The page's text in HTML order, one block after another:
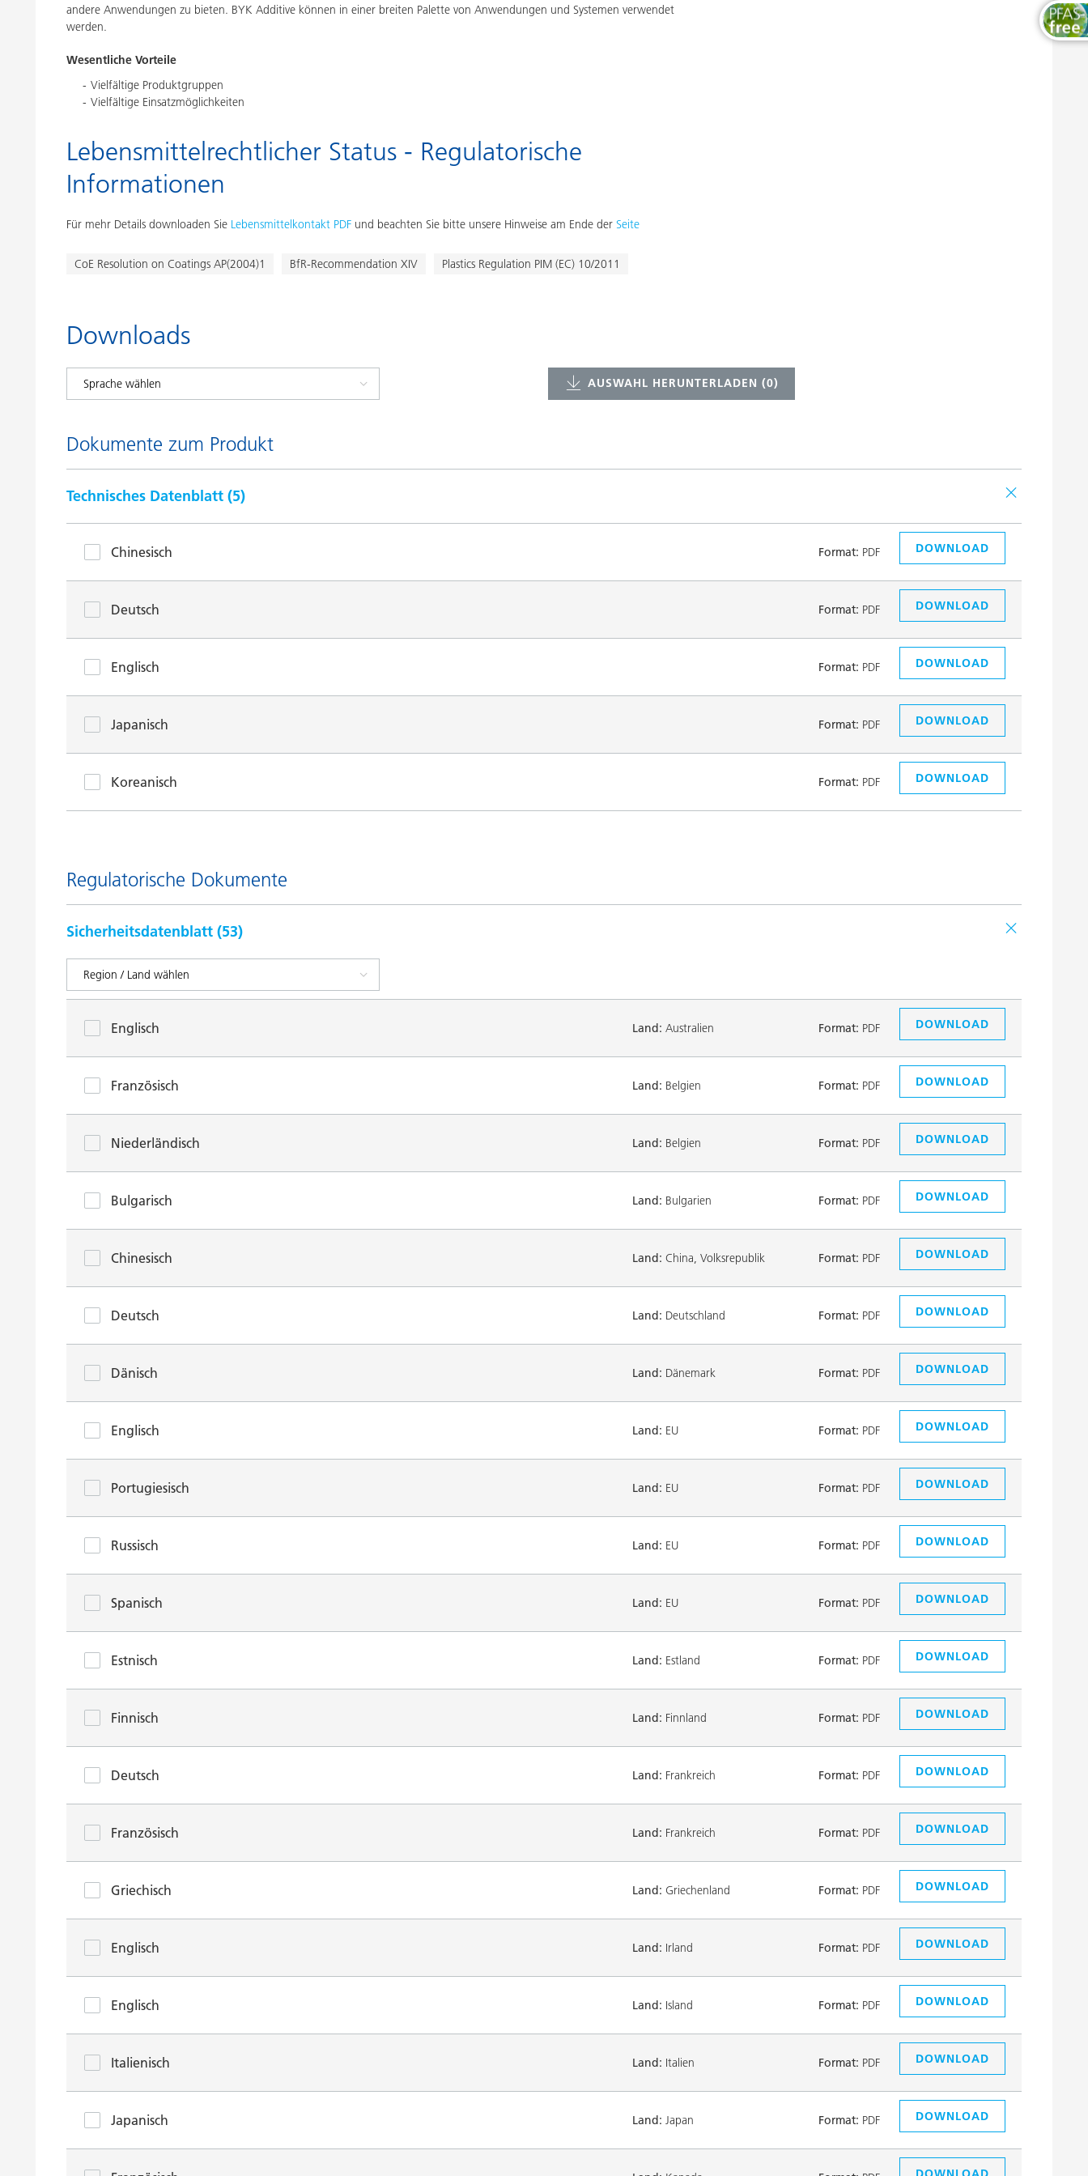
andere Anwendungen zu bieten. BYK Additive können in einer breiten Palette von Anwendungen und Systemen verwendet
werden.
Wesentliche Vorteile
Vielfältige Produktgruppen
Vielfältige Einsatzmöglichkeiten
Lebensmittelrechtlicher Status - Regulatorische
Informationen
Für mehr Details downloaden Sie Lebensmittelkontakt PDF und beachten Sie bitte unsere Hinweise am Ende der Seite
CoE Resolution on Coatings AP(2004)1 BfR-Recommendation XIV Plastics Regulation PIM (EC) 10/2011
Downloads
AUSWAHL HERUNTERLADEN (0)
Dokumente zum Produkt
Technisches Datenblatt (5)
Chinesisch Format: PDF DOWNLOAD
Deutsch Format: PDF DOWNLOAD
Englisch Format: PDF DOWNLOAD
Japanisch Format: PDF DOWNLOAD
Koreanisch Format: PDF DOWNLOAD
Regulatorische Dokumente
Sicherheitsdatenblatt (53)
Englisch Land: Australien Format: PDF DOWNLOAD
Französisch Land: Belgien Format: PDF DOWNLOAD
Niederländisch Land: Belgien Format: PDF DOWNLOAD
Bulgarisch Land: Bulgarien Format: PDF DOWNLOAD
Chinesisch Land: China, Volksrepublik Format: PDF DOWNLOAD
Deutsch Land: Deutschland Format: PDF DOWNLOAD
Dänisch Land: Dänemark Format: PDF DOWNLOAD
Englisch Land: EU Format: PDF DOWNLOAD
Portugiesisch Land: EU Format: PDF DOWNLOAD
Russisch Land: EU Format: PDF DOWNLOAD
Spanisch Land: EU Format: PDF DOWNLOAD
Estnisch Land: Estland Format: PDF DOWNLOAD
Finnisch Land: Finnland Format: PDF DOWNLOAD
Deutsch Land: Frankreich Format: PDF DOWNLOAD
Französisch Land: Frankreich Format: PDF DOWNLOAD
Griechisch Land: Griechenland Format: PDF DOWNLOAD
Englisch Land: Irland Format: PDF DOWNLOAD
Englisch Land: Island Format: PDF DOWNLOAD
Italienisch Land: Italien Format: PDF DOWNLOAD
Japanisch Land: Japan Format: PDF DOWNLOAD